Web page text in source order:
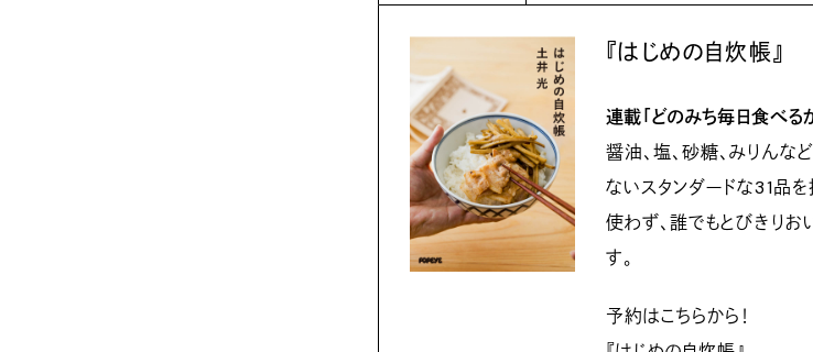
『はじめの自炊帳』
連載「どのみち毎日食べる
醤油、塩、砂糖、みりんな
ないスタンダードな31品
使わず、誰でもとびきり
す。
予約はこちらから！